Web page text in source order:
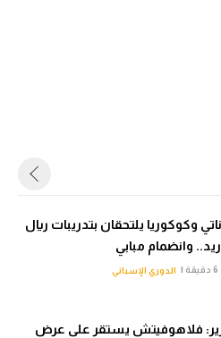
وكوكوريا يلتحقان بتدريبات ريال
وانضمام مبابي
الدوري الإسباني
فلاهوفيتش يستقر على عرض